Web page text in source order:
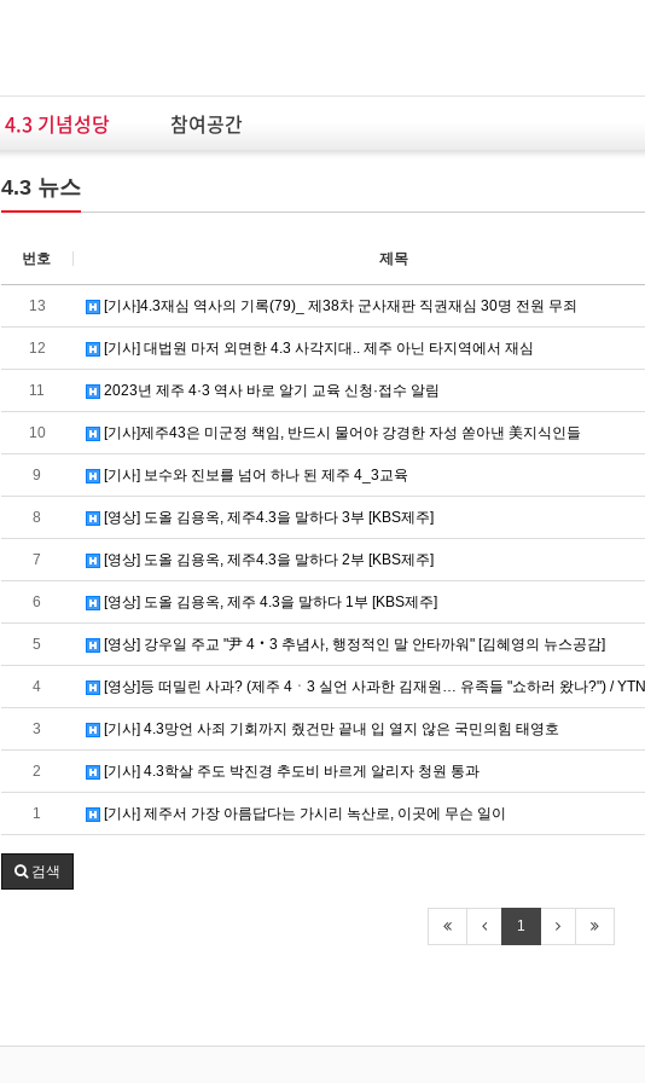
4.3 기념성당 참여공간
4.3 뉴스
번호 제목
13 [기사]4.3재심 역사의 기록(79)_ 제38차 군사재판 직권재심 30명 전원 무죄
12 [기사] 대법원 마저 외면한 4.3 사각지대.. 제주 아닌 타지역에서 재심
11 2023년 제주 4·3 역사 바로 알기 교육 신청·접수 알림
10 [기사]제주43은 미군정 책임, 반드시 물어야 강경한 자성 쏟아낸 美지식인들
9 [기사] 보수와 진보를 넘어 하나 된 제주 4_3교육
8 [영상] 도올 김용옥, 제주4.3을 말하다 3부 [KBS제주]
7 [영상] 도올 김용옥, 제주4.3을 말하다 2부 [KBS제주]
6 [영상] 도올 김용옥, 제주 4.3을 말하다 1부 [KBS제주]
5 [영상] 강우일 주교 "尹 4‧3 추념사, 행정적인 말 안타까워" [김혜영의 뉴스공감]
4 [영상]등 떠밀린 사과? (제주 4ㆍ3 실언 사과한 김재원… 유족들 "쇼하러 왔나?") / YTN
3 [기사] 4.3망언 사죄 기회까지 줬건만 끝내 입 열지 않은 국민의힘 태영호
2 [기사] 4.3학살 주도 박진경 추도비 바르게 알리자 청원 통과
1 [기사] 제주서 가장 아름답다는 가시리 녹산로, 이곳에 무슨 일이
검색
1